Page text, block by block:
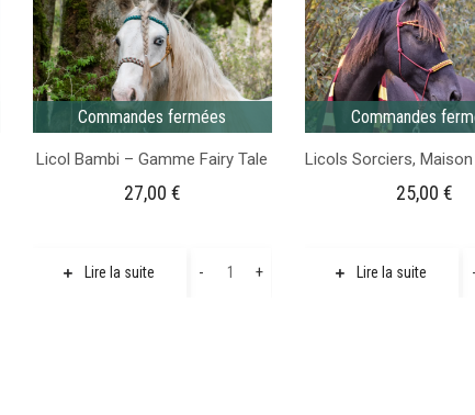
Gamme
Camaïeu
Commandes fermées
Licol Bambi – Gamme Fairy Tale
27,00 €
Lire la suite -
quantité
+
Commandes
25,00€
Lire la suite -